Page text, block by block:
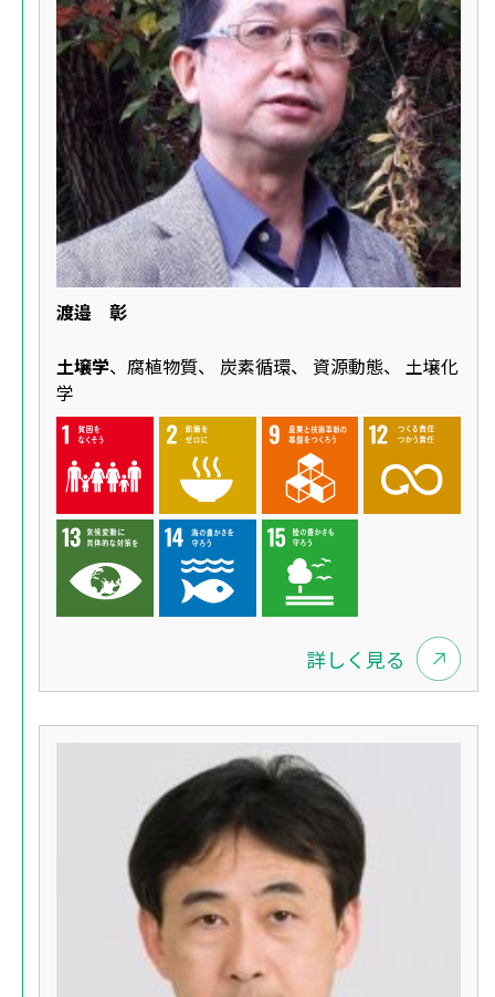
渡邉 彰
土壌学、腐植物質、 炭素循環、 資源動態、 土壌化
学
詳しく見る